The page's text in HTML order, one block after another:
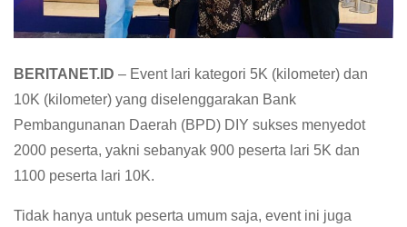
BERITANET.ID – Event lari kategori 5K (kilometer) dan
10K (kilometer) yang diselenggarakan Bank
Pembangunanan Daerah (BPD) DIY sukses menyedot
2000 peserta, yakni sebanyak 900 peserta lari 5K dan
1100 peserta lari 10K.
Tidak hanya untuk peserta umum saja, event ini juga